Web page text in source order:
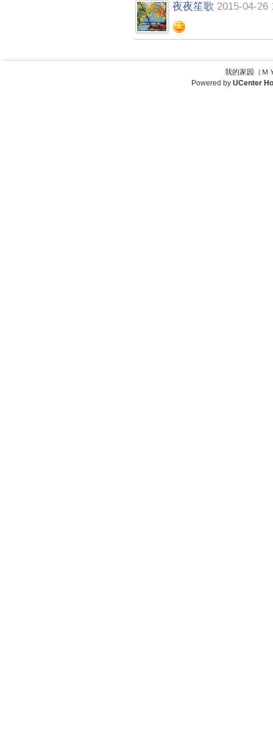
夜夜笙歌 2015-04-26
我的家园（
Powered by UCenter